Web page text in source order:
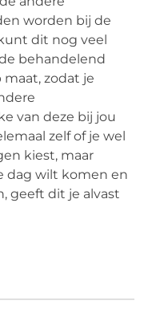
worden bij de
dit nog veel
behandelend
zodat je
van deze bij jou
zelf of je wel
kiest, maar
dag wilt komen en
geeft dit je alvast